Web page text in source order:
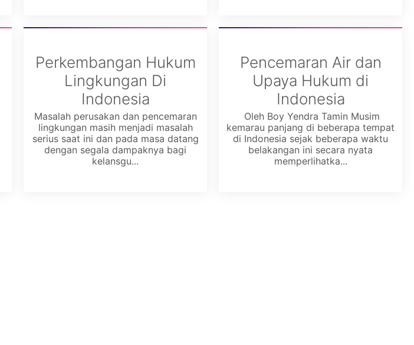
Perkembangan Hukum
Lingkungan Di
Indonesia
Masalah perusakan dan pencemaran
lingkungan masih menjadi masalah
serius saat ini dan pada masa datang
dengan segala dampaknya bagi
kelansgu...
Pencemaran Air dan
Upaya Hukum di
Indonesia
Oleh Boy Yendra Tamin Musim
kemarau panjang di beberapa tempat
di Indonesia sejak beberapa waktu
belakangan ini secara nyata
memperlihatka...